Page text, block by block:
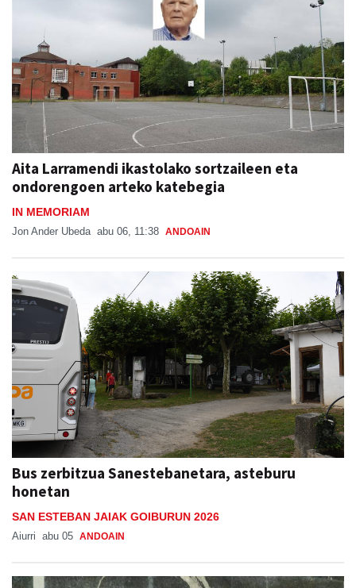
Aita Larramendi ikastolako sortzaileen eta
ondorengoen arteko katebegia
IN MEMORIAM
Jon Ander Ubeda abu 06, 11:38 ANDOAIN
Bus zerbitzua Sanestebanetara, asteburu
honetan
SAN ESTEBAN JAIAK GOIBURUN 2026
Aiurri abu 05 ANDOAIN